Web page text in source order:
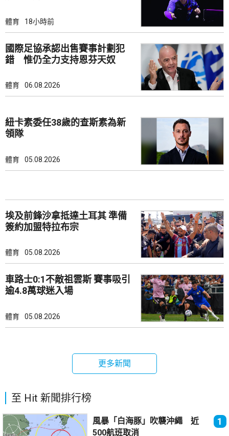
體育 18小時前
國際足協承認出售賽事計劃犯
錯 惟仍全力支持恩芬天奴
體育 06.08.2026
紐卡素委任38歲的查斯素為新
領隊
體育 05.08.2026
埃及前鋒沙拿抵達土耳其 準備
簽約加盟特拉布宗
體育 05.08.2026
車路士0:1不敵祖雲斯 賽事吸引
逾4.8萬球迷入場
體育 05.08.2026
更多新聞
至 Hit 新聞排行榜
風暴「白海豚」吹襲沖繩 近
500航班取消
1